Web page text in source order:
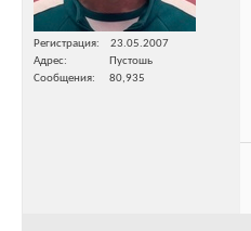
Регистрация
23.05.2007
Адрес
Пустошь
Сообщения
80,935